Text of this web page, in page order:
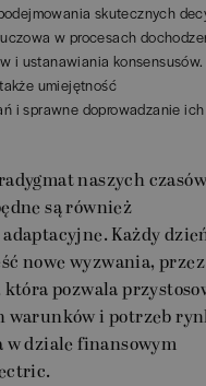
skutecznych
w procesach
i ustanawiania konsensusów.
umiejętność
i sprawne doprowadzanie
naszych
są również
Każdy
nowe wyzwania,
pozwala
warunków i potrzeb
w dziale finansowym